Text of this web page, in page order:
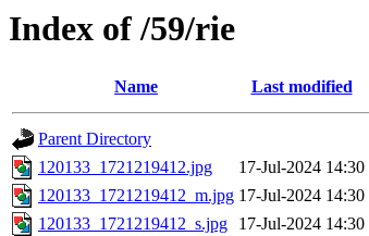
Index of /59/rie
Name Last modified
Parent Directory
120133_1721219412.jpg
17-Jul-2024 14:30
120133_1721219412_m.jpg 17-Jul-2024 14:30
120133_1721219412_s.jpg
17-Jul-2024 14:30